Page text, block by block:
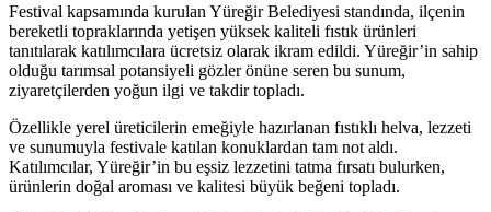
Festival kapsamında kurulan Yüreğir Belediyesi standında, ilçenin
bereketli topraklarında yetişen yüksek kaliteli fıstık ürünleri
tanıtılarak katılımcılara ücretsiz olarak ikram edildi. Yüreğir’in sahip
olduğu tarımsal potansiyeli gözler önüne seren bu sunum,
ziyaretçilerden yoğun ilgi ve takdir topladı.
Özellikle yerel üreticilerin emeğiyle hazırlanan fıstıklı helva, lezzeti
ve sunumuyla festivale katılan konuklardan tam not aldı.
Katılımcılar, Yüreğir’in bu eşsiz lezzetini tatma fırsatı bulurken,
ürünlerin doğal aroması ve kalitesi büyük beğeni topladı.